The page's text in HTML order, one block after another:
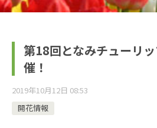
第18回となみチューリ
催！
2019年10月12日 08:53
開花情報